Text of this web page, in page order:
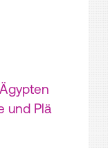
Ägypten
und Plä